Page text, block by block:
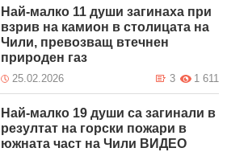
Най-малко 11 души загинаха при
взрив на камион в столицата на
Чили, превозващ втечнен
природен газ
25.02.2026 1 611
3
Най-малко 19 души са загинали в
резултат на горски пожари в
южната част на Чили ВИДЕО